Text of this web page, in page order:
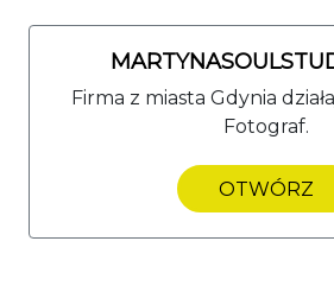
Firma z miasta Gdynia
Fotograf.
OTWÓRZ